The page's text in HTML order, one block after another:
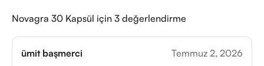
Novagra 30 Kapsül için 3 değerlendirme
ümit başmerci Temmuz 2, 2026